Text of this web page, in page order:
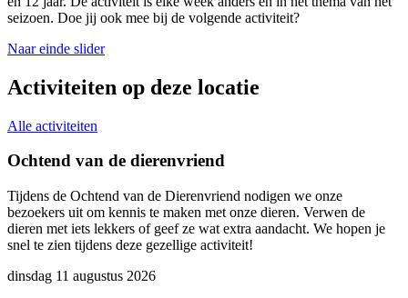
seizoen. Doe jij ook mee bij de volgende activiteit?
Naar einde slider
Activiteiten op deze locatie
Alle activiteiten
Ochtend van de dierenvriend
Tijdens de Ochtend van de Dierenvriend nodigen we onze
bezoekers uit om kennis te maken met onze dieren. Verwen de
dieren met iets lekkers of geef ze wat extra aandacht. We hopen je
snel te zien tijdens deze gezellige activiteit!
dinsdag 11 augustus 2026